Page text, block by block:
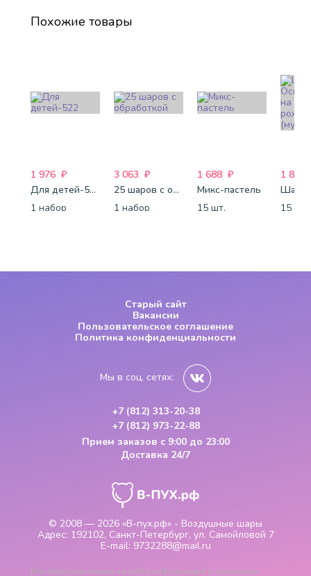
Похожие товары
1 976 ₽
Для детей-522
1 набор
3 063 ₽
25 шаров с обработкой
1 набор
1 688 ₽
Микс-пастель
15 шт.
1 821
15 шт.
© 2008 — 2026 «В-пух.рф» - Воздушные шары
Адрес: 192102, Санкт-Петербург, ул. Самойловой 7
E-mail: 9732288@mail.ru
Старый сайт
Вакансии
Пользовательское соглашение
Политика конфиденциальности
Мы в соц. сетях:
+7 (812) 313-20-38
+7 (812) 973-22-88
Прием заказов с 9:00 до 23:00
Доставка 24/7
Вся представленная на сайте информация о продукции